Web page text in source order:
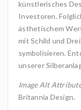
künstlerisches
Investoren.
ästhetischem
mit Schild und
symbolisieren.
unserer
Image Alt
Britannia Design.